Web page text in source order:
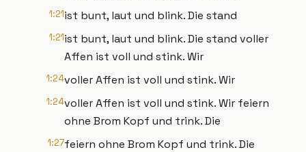
1:21ist bunt, laut und blink. Die stand
1:21ist bunt, laut und blink. Die stand voller
Affen ist voll und stink. Wir
1:24voller Affen ist voll und stink. Wir
1:24voller Affen ist voll und stink. Wir feiern
ohne Brom Kopf und trink. Die
1:27feiern ohne Brom Kopf und trink. Die